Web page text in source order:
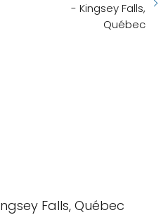
- Kingsey Falls,
Québec
Falls, Québec